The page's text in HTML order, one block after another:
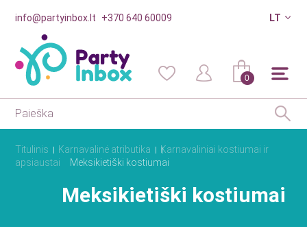
info@partyinbox.lt +370 640 60009 LT
0
Titulinis Karnavalinė atributika
Karnavaliniai kostiumai ir
apsiaustai
Meksikietiški kostiumai
Meksikietiški kostiumai